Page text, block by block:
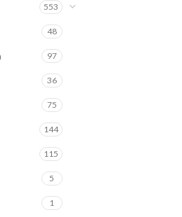
553
48
97
36
75
144
115
5
1